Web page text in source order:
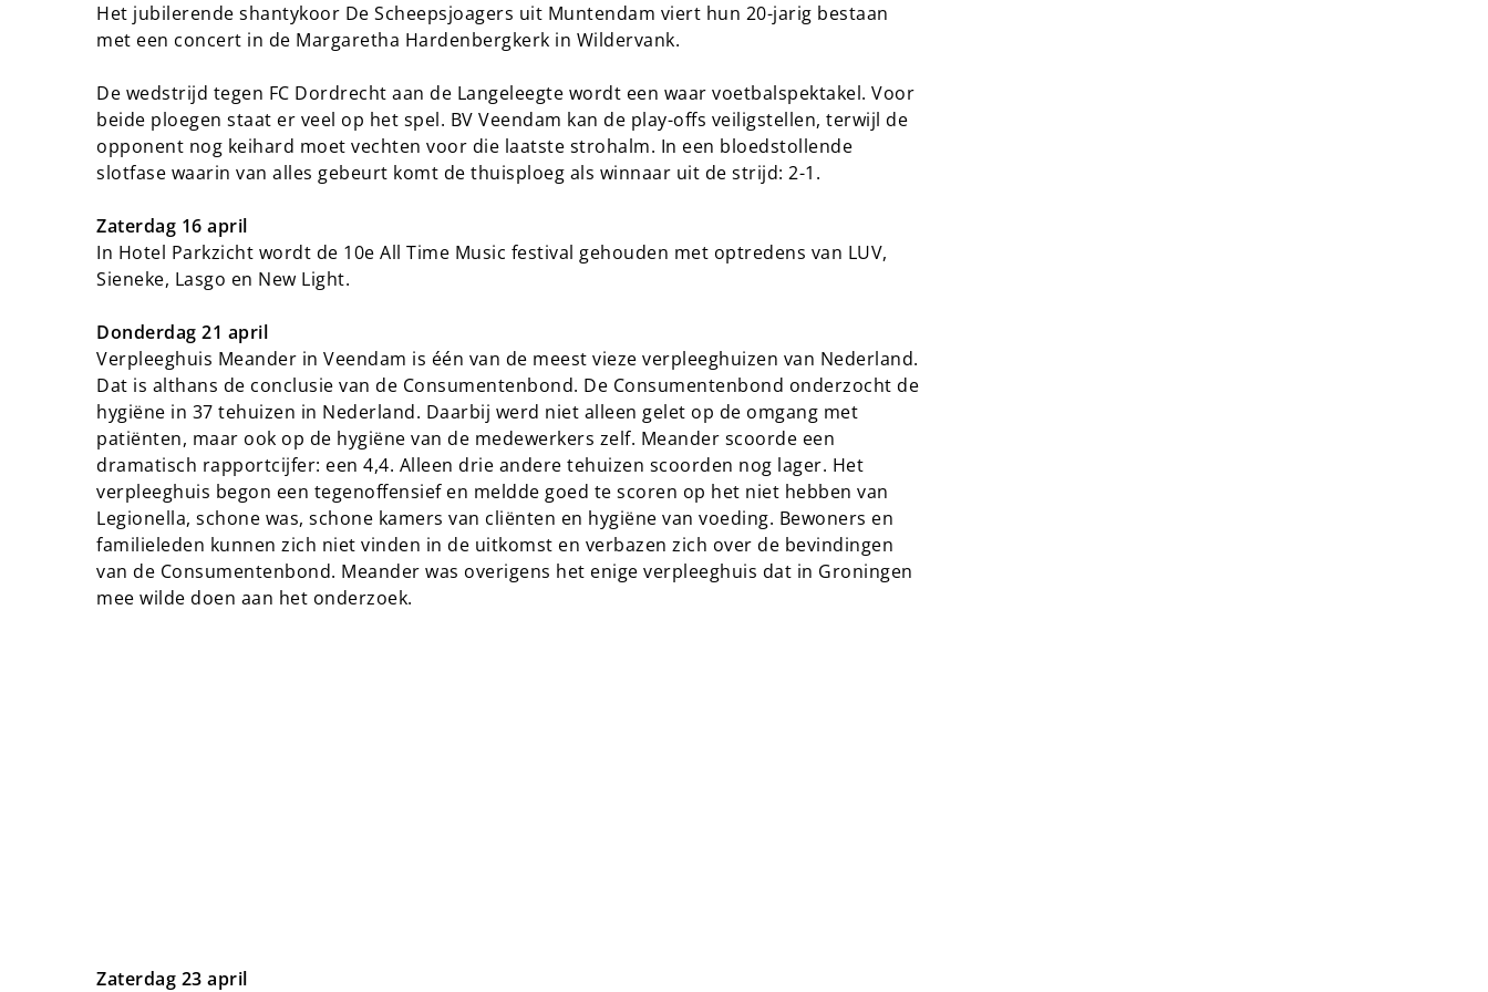
Het jubilerende shantykoor De Scheepsjoagers uit Muntendam viert hun 20-jarig bestaan
met een concert in de Margaretha Hardenbergkerk in Wildervank.
De wedstrijd tegen FC Dordrecht aan de Langeleegte wordt een waar voetbalspektakel. Voor
beide ploegen staat er veel op het spel. BV Veendam kan de play-offs veiligstellen, terwijl de
opponent nog keihard moet vechten voor die laatste strohalm. In een bloedstollende
slotfase waarin van alles gebeurt komt de thuisploeg als winnaar uit de strijd: 2-1.
Zaterdag 16 april
In Hotel Parkzicht wordt de 10e All Time Music festival gehouden met optredens van LUV,
Sieneke, Lasgo en New Light.
Donderdag 21 april
Verpleeghuis Meander in Veendam is één van de meest vieze verpleeghuizen van Nederland.
Dat is althans de conclusie van de Consumentenbond. De Consumentenbond onderzocht de
hygiëne in 37 tehuizen in Nederland. Daarbij werd niet alleen gelet op de omgang met
patiënten, maar ook op de hygiëne van de medewerkers zelf. Meander scoorde een
dramatisch rapportcijfer: een 4,4. Alleen drie andere tehuizen scoorden nog lager. Het
verpleeghuis begon een tegenoffensief en meldde goed te scoren op het niet hebben van
Legionella, schone was, schone kamers van cliënten en hygiëne van voeding. Bewoners en
familieleden kunnen zich niet vinden in de uitkomst en verbazen zich over de bevindingen
van de Consumentenbond. Meander was overigens het enige verpleeghuis dat in Groningen
mee wilde doen aan het onderzoek.
Zaterdag 23 april